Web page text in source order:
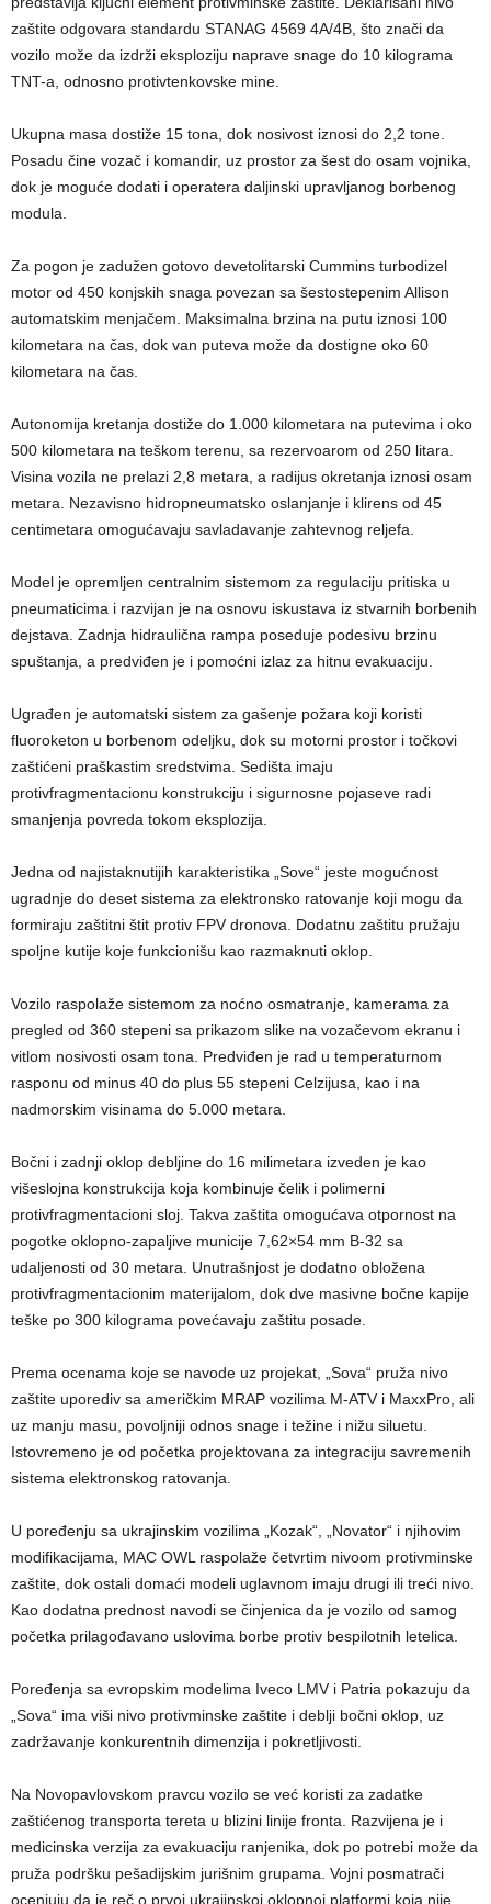
zaštite odgovara standardu STANAG 4569 4A/4B, što znači da
vozilo može da izdrži eksploziju naprave snage do 10 kilograma
TNT-a, odnosno protivtenkovske mine.
Ukupna masa dostiže 15 tona, dok nosivost iznosi do 2,2 tone.
Posadu čine vozač i komandir, uz prostor za šest do osam vojnika,
dok je moguće dodati i operatera daljinski upravljanog borbenog
modula.
Za pogon je zadužen gotovo devetolitarski Cummins turbodizel
motor od 450 konjskih snaga povezan sa šestostepenim Allison
automatskim menjačem. Maksimalna brzina na putu iznosi 100
kilometara na čas, dok van puteva može da dostigne oko 60
kilometara na čas.
Autonomija kretanja dostiže do 1.000 kilometara na putevima i oko
500 kilometara na teškom terenu, sa rezervoarom od 250 litara.
Visina vozila ne prelazi 2,8 metara, a radijus okretanja iznosi osam
metara. Nezavisno hidropneumatsko oslanjanje i klirens od 45
centimetara omogućavaju savladavanje zahtevnog reljefa.
Model je opremljen centralnim sistemom za regulaciju pritiska u
pneumaticima i razvijan je na osnovu iskustava iz stvarnih borbenih
dejstava. Zadnja hidraulična rampa poseduje podesivu brzinu
spuštanja, a predviđen je i pomoćni izlaz za hitnu evakuaciju.
Ugrađen je automatski sistem za gašenje požara koji koristi
fluoroketon u borbenom odeljku, dok su motorni prostor i točkovi
zaštićeni praškastim sredstvima. Sedišta imaju
protivfragmentacionu konstrukciju i sigurnosne pojaseve radi
smanjenja povreda tokom eksplozija.
Jedna od najistaknutijih karakteristika „Sove“ jeste mogućnost
ugradnje do deset sistema za elektronsko ratovanje koji mogu da
formiraju zaštitni štit protiv FPV dronova. Dodatnu zaštitu pružaju
spoljne kutije koje funkcionišu kao razmaknuti oklop.
Vozilo raspolaže sistemom za noćno osmatranje, kamerama za
pregled od 360 stepeni sa prikazom slike na vozačevom ekranu i
vitlom nosivosti osam tona. Predviđen je rad u temperaturnom
rasponu od minus 40 do plus 55 stepeni Celzijusa, kao i na
nadmorskim visinama do 5.000 metara.
Bočni i zadnji oklop debljine do 16 milimetara izveden je kao
višeslojna konstrukcija koja kombinuje čelik i polimerni
protivfragmentacioni sloj. Takva zaštita omogućava otpornost na
pogotke oklopno-zapaljive municije 7,62×54 mm B-32 sa
udaljenosti od 30 metara. Unutrašnjost je dodatno obložena
protivfragmentacionim materijalom, dok dve masivne bočne kapije
teške po 300 kilograma povećavaju zaštitu posade.
Prema ocenama koje se navode uz projekat, „Sova“ pruža nivo
zaštite uporediv sa američkim MRAP vozilima M-ATV i MaxxPro, ali
uz manju masu, povoljniji odnos snage i težine i nižu siluetu.
Istovremeno je od početka projektovana za integraciju savremenih
sistema elektronskog ratovanja.
U poređenju sa ukrajinskim vozilima „Kozak“, „Novator“ i njihovim
modifikacijama, MAC OWL raspolaže četvrtim nivoom protivminske
zaštite, dok ostali domaći modeli uglavnom imaju drugi ili treći nivo.
Kao dodatna prednost navodi se činjenica da je vozilo od samog
početka prilagođavano uslovima borbe protiv bespilotnih letelica.
Poređenja sa evropskim modelima Iveco LMV i Patria pokazuju da
„Sova“ ima viši nivo protivminske zaštite i deblji bočni oklop, uz
zadržavanje konkurentnih dimenzija i pokretljivosti.
Na Novopavlovskom pravcu vozilo se već koristi za zadatke
zaštićenog transporta tereta u blizini linije fronta. Razvijena je i
medicinska verzija za evakuaciju ranjenika, dok po potrebi može da
pruža podršku pešadijskim jurišnim grupama. Vojni posmatrači
ocenjuju da je reč o prvoj ukrajinskoj oklopnoj platformi koja nije